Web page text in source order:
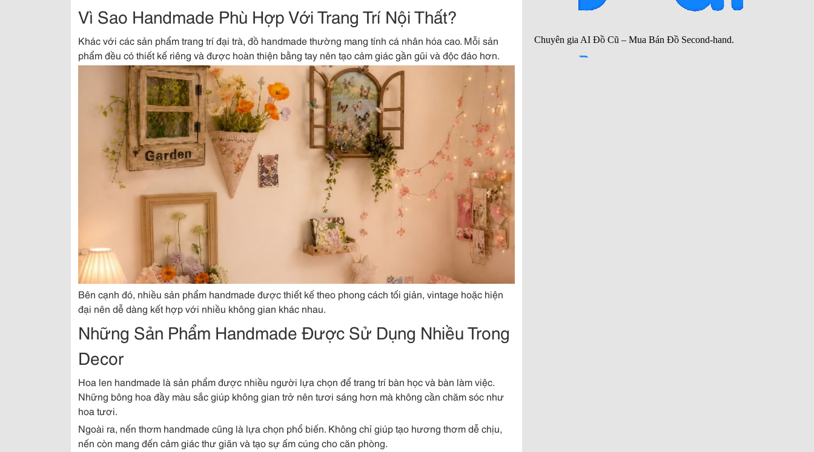
Vì Sao Handmade Phù Hợp Với Trang Trí Nội Thất?
Khác với các sản phẩm trang trí đại trà, đồ handmade thường mang tính cá nhân hóa cao. Mỗi sản
phẩm đều có thiết kế riêng và được hoàn thiện bằng tay nên tạo cảm giác gần gũi và độc đáo hơn.
Bên cạnh đó, nhiều sản phẩm handmade được thiết kế theo phong cách tối giản, vintage hoặc hiện
đại nên dễ dàng kết hợp với nhiều không gian khác nhau.
Những Sản Phẩm Handmade Được Sử Dụng Nhiều Trong
Decor
Hoa len handmade là sản phẩm được nhiều người lựa chọn để trang trí bàn học và bàn làm việc.
Những bông hoa đầy màu sắc giúp không gian trở nên tươi sáng hơn mà không cần chăm sóc như
hoa tươi.
Ngoài ra, nến thơm handmade cũng là lựa chọn phổ biến. Không chỉ giúp tạo hương thơm dễ chịu,
nến còn mang đến cảm giác thư giãn và tạo sự ấm cúng cho căn phòng.